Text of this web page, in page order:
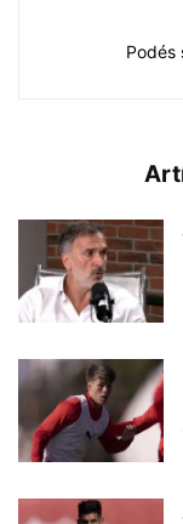
Podés